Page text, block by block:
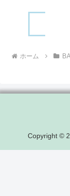
ホーム
Copyright ©